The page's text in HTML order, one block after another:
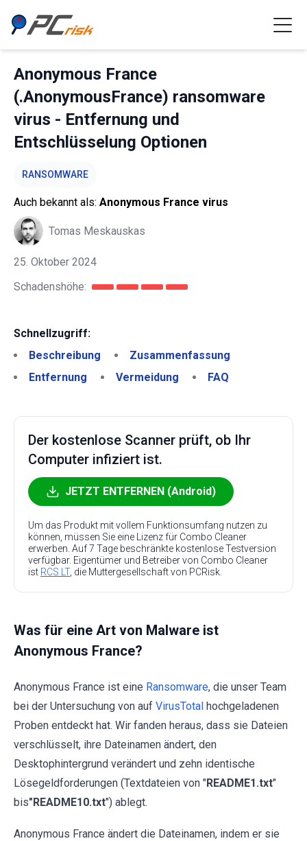
Anonymous France
(.AnonymousFrance) ransomware
virus - Entfernung und
Entschlüsselung Optionen
RANSOMWARE
Auch bekannt als: Anonymous France virus
Tomas Meskauskas
25. Oktober 2024
Schadenshöhe:
Schnellzugriff:
Beschreibung
Zusammenfassung
Entfernung
Vermeidung FAQ
Der kostenlose Scanner prüft, ob Ihr
Computer infiziert ist.
JETZT ENTFERNEN (Android)
Um das Produkt mit vollem Funktionsumfang nutzen zu
können, müssen Sie eine Lizenz für Combo Cleaner
erwerben. Auf 7 Tage beschränkte kostenlose Testversion
verfügbar. Eigentümer und Betreiber von Combo Cleaner
ist RCS LT, die Muttergesellschaft von PCRisk.
Was für eine Art von Malware ist
Anonymous France?
Anonymous France ist eine Ransomware, die unser Team
bei der Untersuchung von auf VirusTotal hochgeladenen
Proben entdeckt hat. Wir fanden heraus, dass sie Dateien
verschlüsselt, ihre Dateinamen ändert, den
Desktophintergrund verändert und zehn identische
Lösegeldforderungen (Textdateien von "README1.txt"
bis"README10.txt") ablegt.
Anonymous France ändert die Dateinamen, indem er sie